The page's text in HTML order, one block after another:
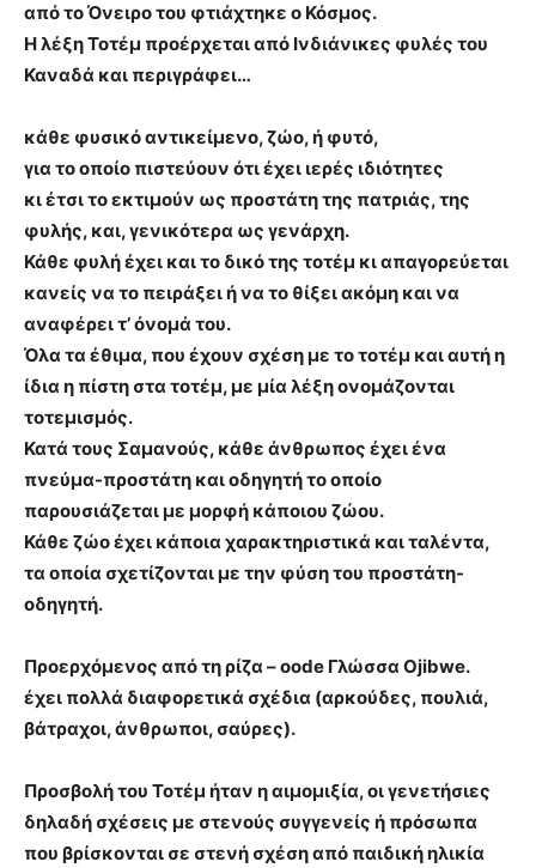
από το Όνειρο του φτιάχτηκε ο Κόσμος.
Η λέξη Τοτέμ προέρχεται από Ινδιάνικες φυλές του
Καναδά και περιγράφει…
κάθε φυσικό αντικείμενο, ζώο, ή φυτό,
για το οποίο πιστεύουν ότι έχει ιερές ιδιότητες
κι έτσι το εκτιμούν ως προστάτη της πατριάς, της
φυλής, και, γενικότερα ως γενάρχη.
Κάθε φυλή έχει και το δικό της τοτέμ κι απαγορεύεται
κανείς να το πειράξει ή να το θίξει ακόμη και να
αναφέρει τ’ όνομά του.
Όλα τα έθιμα, που έχουν σχέση με το τοτέμ και αυτή η
ίδια η πίστη στα τοτέμ, με μία λέξη ονομάζονται
τοτεμισμός.
Κατά τους Σαμανούς, κάθε άνθρωπος έχει ένα
πνεύμα-προστάτη και οδηγητή το οποίο
παρουσιάζεται με μορφή κάποιου ζώου.
Κάθε ζώο έχει κάποια χαρακτηριστικά και ταλέντα,
τα οποία σχετίζονται με την φύση του προστάτη-
οδηγητή.
Προερχόμενος από τη ρίζα – oode Γλώσσα Ojibwe.
έχει πολλά διαφορετικά σχέδια (αρκούδες, πουλιά,
βάτραχοι, άνθρωποι, σαύρες).
Προσβολή του Τοτέμ ήταν η αιμομιξία, οι γενετήσιες
δηλαδή σχέσεις με στενούς συγγενείς ή πρόσωπα
που βρίσκονται σε στενή σχέση από παιδική ηλικία